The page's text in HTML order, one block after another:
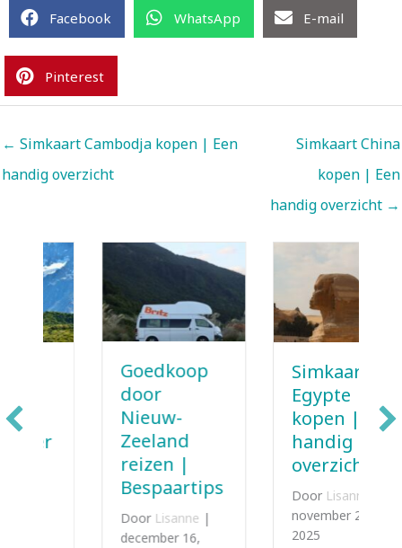
Facebook WhatsApp E-mail
Pinterest
← Simkaart Cambodja kopen | Een
handig overzicht
Simkaart China
kopen | Een
handig overzicht →
Goedkoop
Nieuw-
Zeeland
reizen |
Bespaartips
Lisanne |
december 16,
Simkaart
kopen | Een
handig
overzicht
Lisanne |
november 22,